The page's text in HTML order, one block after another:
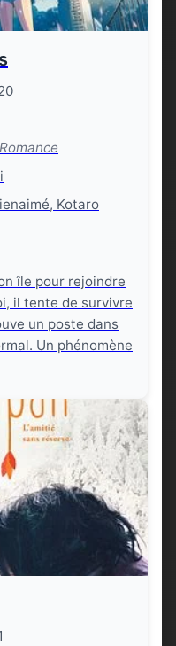
Kotaro
île pour rejoindre
il tente de survivre
un poste dans
Un phénomène